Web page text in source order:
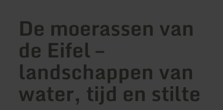
De moerassen van
de Eifel –
landschappen van
water, tijd en stilte